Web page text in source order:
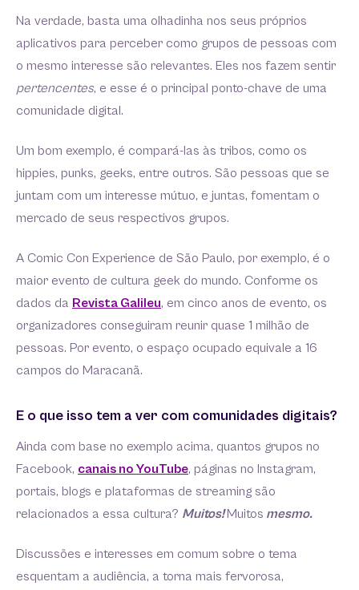
Na verdade, basta uma olhadinha nos seus próprios
aplicativos para perceber como grupos de pessoas com
o mesmo interesse são relevantes. Eles nos fazem sentir
pertencentes, e esse é o principal ponto-chave de uma
comunidade digital.
Um bom exemplo, é compará-las às tribos, como os
hippies, punks, geeks, entre outros. São pessoas que se
juntam com um interesse mútuo, e juntas, fomentam o
mercado de seus respectivos grupos.
A Comic Con Experience de São Paulo, por exemplo, é o
maior evento de cultura geek do mundo. Conforme os
dados da Revista Galileu, em cinco anos de evento, os
organizadores conseguiram reunir quase 1 milhão de
pessoas. Por evento, o espaço ocupado equivale a 16
campos do Maracanã.
E o que isso tem a ver com comunidades digitais?
Ainda com base no exemplo acima, quantos grupos no
Facebook, canais no YouTube, páginas no Instagram,
portais, blogs e plataformas de streaming são
relacionados a essa cultura? Muitos!Muitos mesmo.
Discussões e interesses em comum sobre o tema
esquentam a audiência, a torna mais fervorosa,